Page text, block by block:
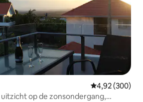
Gemiddelde
4,92 (300)
uitzicht op de zonsondergang,